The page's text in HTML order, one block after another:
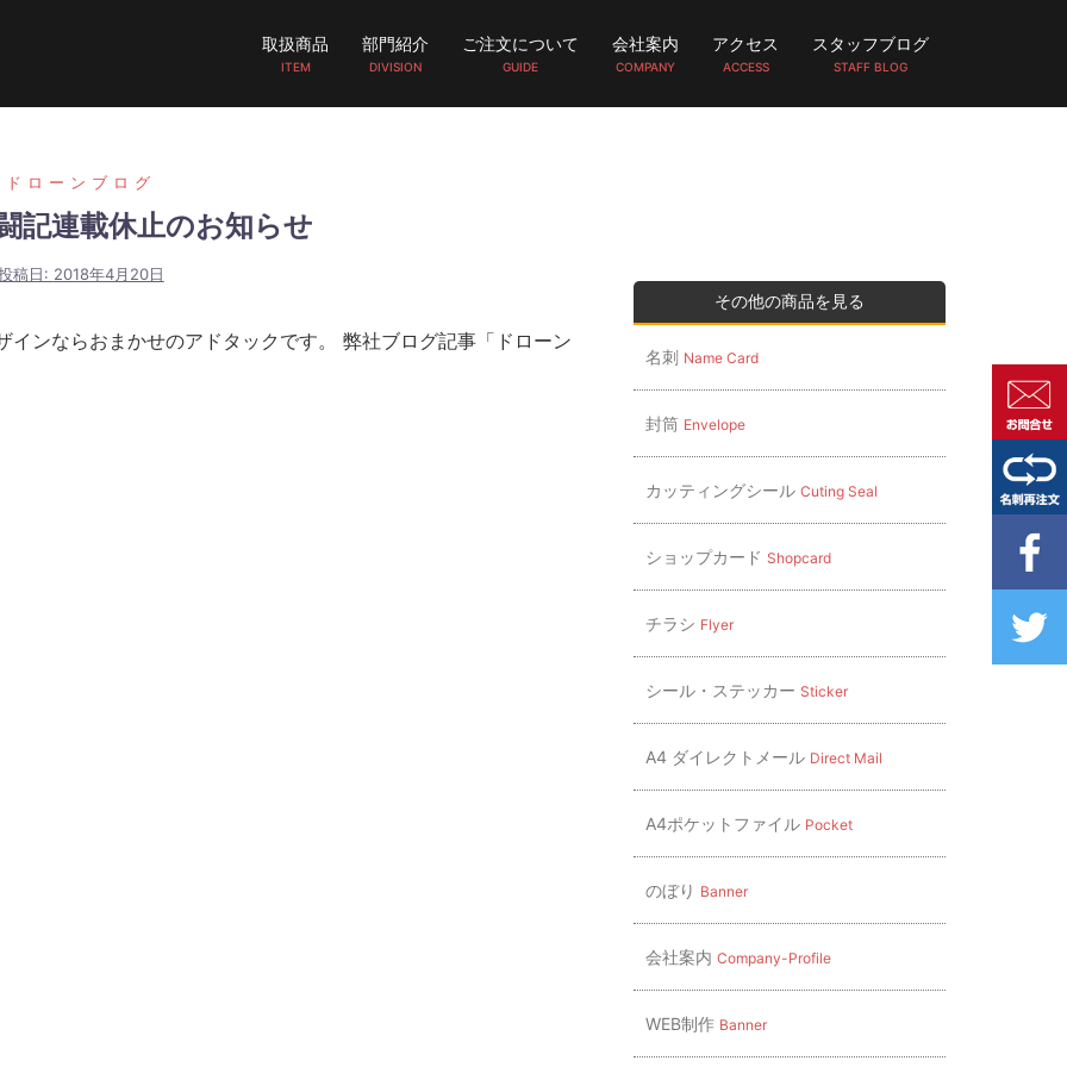
取扱商品
ITEM
部門紹介
DIVISION
ご注文について
GUIDE
会社案内
COMPANY
アクセス
ACCESS
スタッフブログ
STAFF BLOG
ドローンブログ
記連載休止のお知らせ
稿日: 2018年4月20日
ンならおまかせのアドタックです。 弊社ブログ記事「ドローン
その他の商品を見る
名刺 Name Card
封筒 Envelope
カッティングシール Cuting Seal
ショップカード Shopcard
チラシ Flyer
シール・ステッカー Sticker
A4 ダイレクトメール Direct Mail
A4ポケットファイル Pocket
のぼり Banner
会社案内 Company-Profile
WEB制作 Banner